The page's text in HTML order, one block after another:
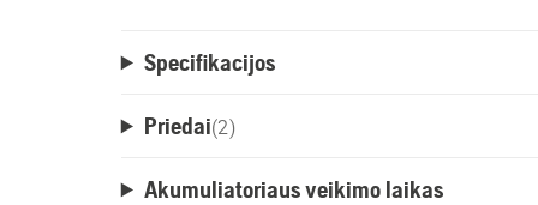
Specifikacijos
Priedai(2)
Akumuliatoriaus veikimo laikas